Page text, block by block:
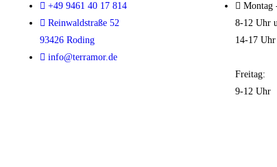
+49 9461 40 17 814
Reinwaldstraße 52
93426 Roding
info@terramor.de
Montag
8-12 Uhr
14-17 Uhr
Freitag:
9-12 Uhr